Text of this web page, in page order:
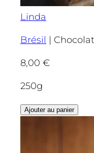
Linda
Brésil |
8,00 €
250g
Ajouter au panier